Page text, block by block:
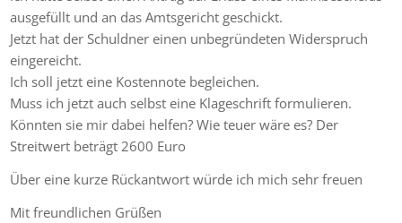
ausgefüllt und an das Amtsgericht geschickt.
Jetzt hat der Schuldner einen unbegründeten Widerspruch
eingereicht.
Ich soll jetzt eine Kostennote begleichen.
Muss ich jetzt auch selbst eine Klageschrift formulieren.
Könnten sie mir dabei helfen? Wie teuer wäre es? Der
Streitwert beträgt 2600 Euro
Über eine kurze Rückantwort würde ich mich sehr freuen
Mit freundlichen Grüßen